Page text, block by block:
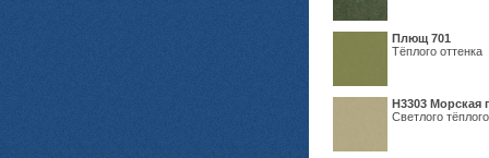
Плющ 701
Тёплого оттенка
H3303 Морская
Светлого